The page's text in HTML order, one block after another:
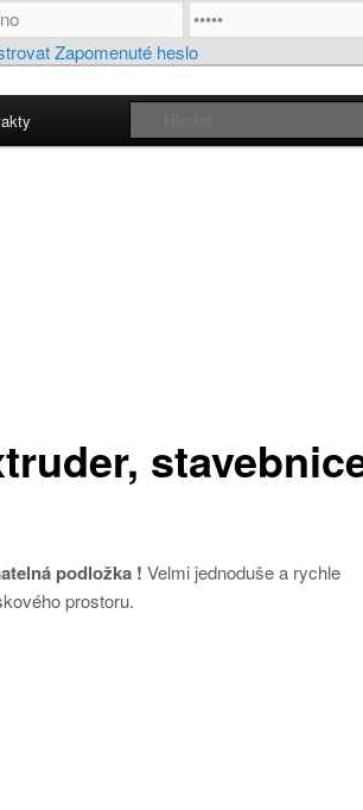
Zapomenuté heslo
podložka ! Velmi jednoduše a rychle
prostoru.